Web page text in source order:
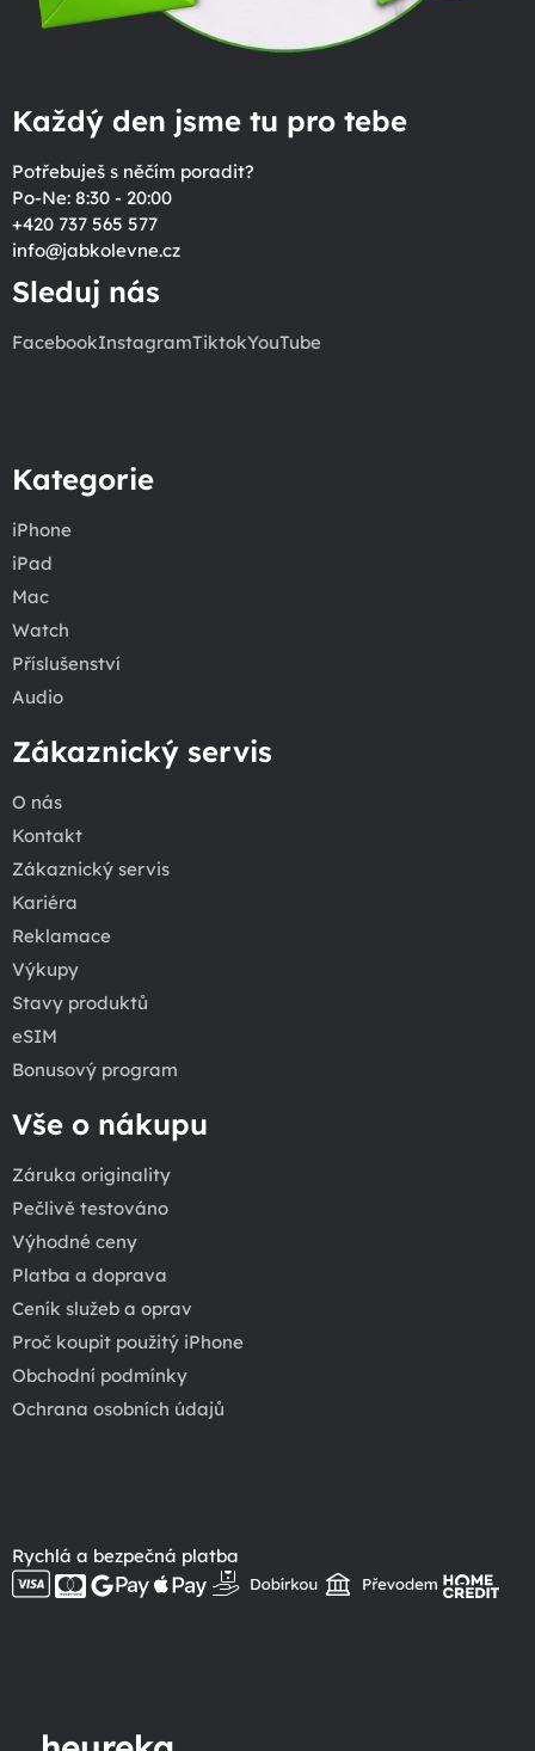
Každý den jsme tu pro tebe
Potřebuješ s něčím poradit?
Po-Ne: 8:30 - 20:00
+420 737 565 577
info@jabkolevne.cz
Sleduj nás
FacebookInstagramTiktokYouTube
Kategorie
iPhone
iPad
Mac
Watch
Příslušenství
Audio
Zákaznický servis
O nás
Kontakt
Zákaznický servis
Kariéra
Reklamace
Výkupy
Stavy produktů
eSIM
Bonusový program
Vše o nákupu
Záruka originality
Pečlivě testováno
Výhodné ceny
Platba a doprava
Ceník služeb a oprav
Proč koupit použitý iPhone
Obchodní podmínky
Ochrana osobních údajů
Rychlá a bezpečná platba